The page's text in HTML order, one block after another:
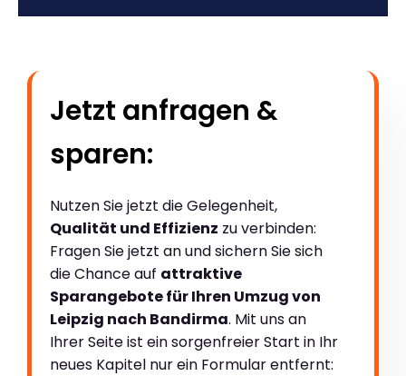
Jetzt anfragen &
sparen:
Nutzen Sie jetzt die Gelegenheit,
Qualität und Effizienz zu verbinden:
Fragen Sie jetzt an und sichern Sie sich
die Chance auf attraktive
Sparangebote für Ihren Umzug von
Leipzig nach Bandirma. Mit uns an
Ihrer Seite ist ein sorgenfreier Start in Ihr
neues Kapitel nur ein Formular entfernt: